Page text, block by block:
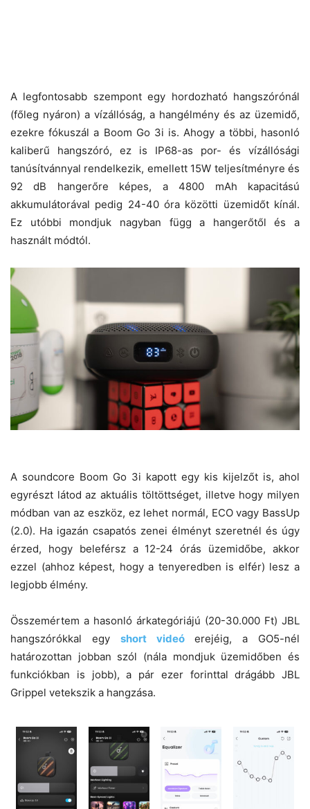
A legfontosabb szempont egy hordozható hangszórónál
(főleg nyáron) a vízállóság, a hangélmény és az üzemidő,
ezekre fókuszál a Boom Go 3i is. Ahogy a többi, hasonló
kaliberű hangszóró, ez is IP68-as por- és vízállósági
tanúsítvánnyal rendelkezik, emellett 15W teljesítményre és
92 dB hangerőre képes, a 4800 mAh kapacitású
akkumulátorával pedig 24-40 óra közötti üzemidőt kínál.
Ez utóbbi mondjuk nagyban függ a hangerőtől és a
használt módtól.
A soundcore Boom Go 3i kapott egy kis kijelzőt is, ahol
egyrészt látod az aktuális töltöttséget, illetve hogy milyen
módban van az eszköz, ez lehet normál, ECO vagy BassUp
(2.0). Ha igazán csapatós zenei élményt szeretnél és úgy
érzed, hogy beleférsz a 12-24 órás üzemidőbe, akkor
ezzel (ahhoz képest, hogy a tenyeredben is elfér) lesz a
legjobb élmény.
Összemértem a hasonló árkategóriájú (20-30.000 Ft) JBL
hangszórókkal egy short videóerejéig, a GO5-nél
határozottan jobban szól (nála mondjuk üzemidőben és
funkciókban is jobb), a pár ezer forinttal drágább JBL
Grippel vetekszik a hangzása.